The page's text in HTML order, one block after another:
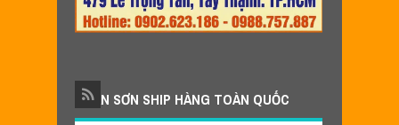
NHẬN SƠN SHIP HÀNG TOÀN QUỐC